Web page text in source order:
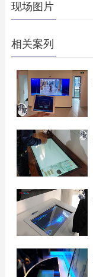
现场图片
相关案列